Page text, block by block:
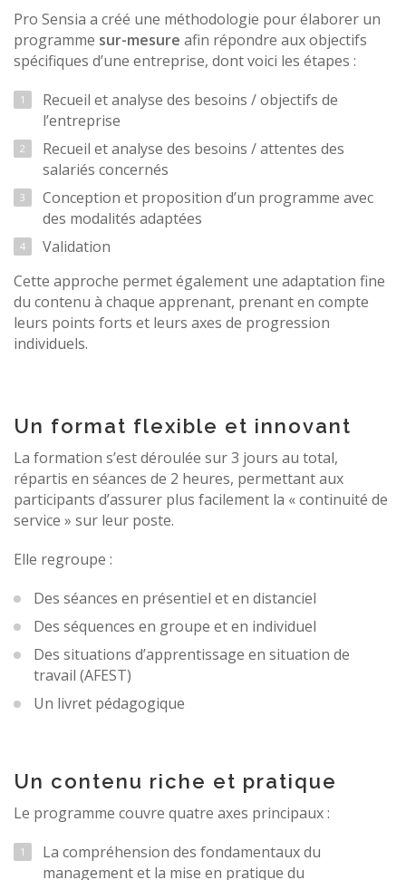
Pro Sensia a créé une méthodologie pour élaborer un
programme sur-mesure afin répondre aux objectifs
spécifiques d’une entreprise, dont voici les étapes :
Recueil et analyse des besoins / objectifs de
l’entreprise
Recueil et analyse des besoins / attentes des
salariés concernés
Conception et proposition d’un programme avec
des modalités adaptées
Validation
Cette approche permet également une adaptation fine
du contenu à chaque apprenant, prenant en compte
leurs points forts et leurs axes de progression
individuels.
Un format flexible et innovant
La formation s’est déroulée sur 3 jours au total,
répartis en séances de 2 heures, permettant aux
participants d’assurer plus facilement la « continuité de
service » sur leur poste.
Elle regroupe :
Des séances en présentiel et en distanciel
Des séquences en groupe et en individuel
Des situations d’apprentissage en situation de
travail (AFEST)
Un livret pédagogique
Un contenu riche et pratique
Le programme couvre quatre axes principaux :
La compréhension des fondamentaux du
management et la mise en pratique du